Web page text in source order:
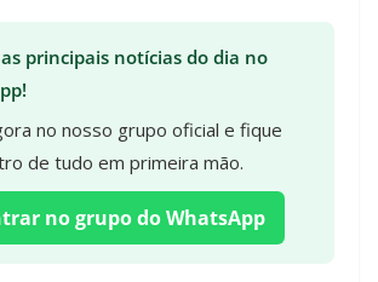
principais notícias do dia no
no nosso grupo oficial e fique
de tudo em primeira mão.
no grupo do WhatsApp